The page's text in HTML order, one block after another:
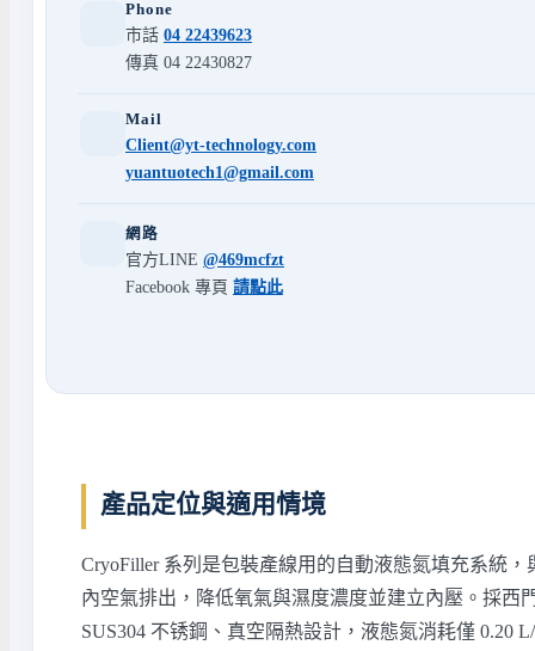
Phone
市話 04 22439623
傳真 04 22430827
Mail
Client@yt-technology.com
yuantuotech1@gmail.com
網路
官方LINE @469mcfzt
Facebook 專頁 請點此
產品定位與適用情境
CryoFiller 系列是包裝產線用的自動液態氮填充系統
內空氣排出，降低氧氣與濕度濃度並建立內壓。採西
SUS304 不锈鋼、真空隔熱設計，液態氮消耗僅 0.20